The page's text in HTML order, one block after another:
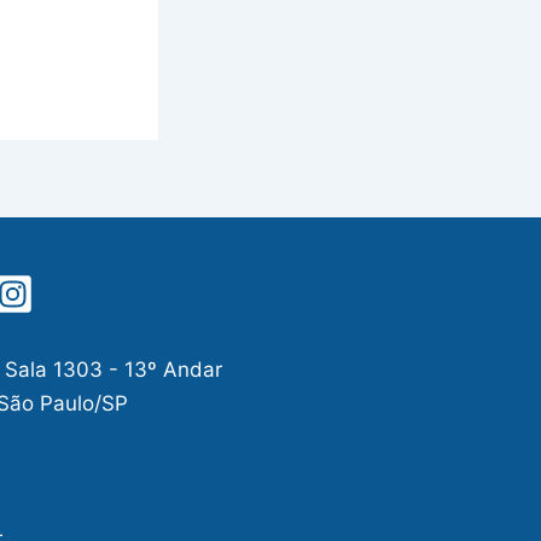
1303 - 13º Andar
Paulo/SP